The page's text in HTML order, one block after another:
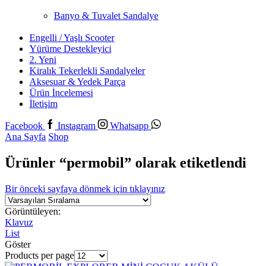
Banyo & Tuvalet Sandalye
Engelli / Yaşlı Scooter
Yürüme Destekleyici
2. Yeni
Kiralık Tekerlekli Sandalyeler
Aksesuar & Yedek Parça
Ürün İncelemesi
İletişim
Facebook Instagram
Whatsapp
Ana Sayfa Shop
Ürünler “permobil” olarak etiketlendi
Bir önceki sayfaya dönmek için tıklayınız
Görüntüleyen:
Klavuz
List
Göster
Products per page